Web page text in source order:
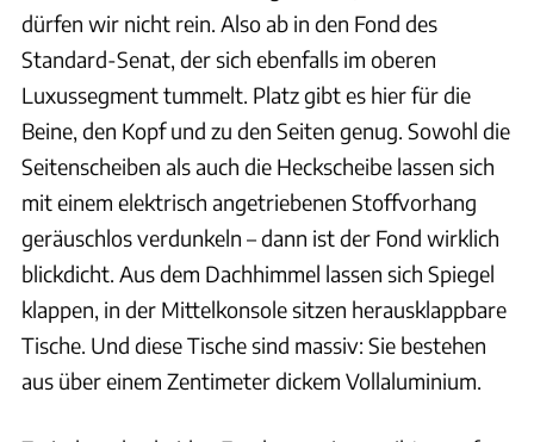
dürfen wir nicht rein. Also ab in den Fond des
Standard-Senat, der sich ebenfalls im oberen
Luxussegment tummelt. Platz gibt es hier für die
Beine, den Kopf und zu den Seiten genug. Sowohl die
Seitenscheiben als auch die Heckscheibe lassen sich
mit einem elektrisch angetriebenen Stoffvorhang
geräuschlos verdunkeln – dann ist der Fond wirklich
blickdicht. Aus dem Dachhimmel lassen sich Spiegel
klappen, in der Mittelkonsole sitzen herausklappbare
Tische. Und diese Tische sind massiv: Sie bestehen
aus über einem Zentimeter dickem Vollaluminium.